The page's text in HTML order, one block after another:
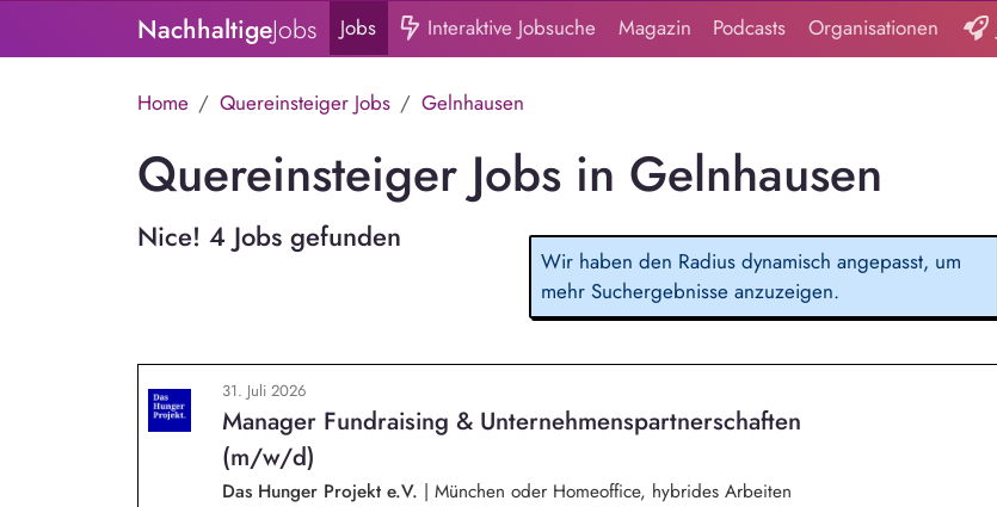
NachhaltigeJobs Jobs Interaktive Jobsuche Magazin Podcasts Organisationen
Home Quereinsteiger Jobs Gelnhausen
Quereinsteiger Jobs in Gelnhausen
Nice! 4 Jobs gefunden
Wir haben den Radius dynamisch angepasst, um
mehr Suchergebnisse anzuzeigen.
31. Juli 2026
Manager Fundraising & Unternehmenspartnerschaften
(m/w/d)
Das Hunger Projekt e.V. | München oder Homeoffice, hybrides Arbeiten